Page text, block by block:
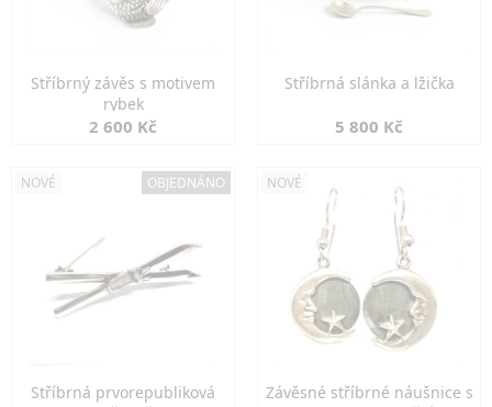
Stříbrný závěs s motivem
rybek
2 600 Kč
Stříbrná slánka a lžička
5 800 Kč
NOVÉ OBJEDNÁNO
Stříbrná prvorepubliková
NOVÉ
Závěsné stříbrné náušnice s